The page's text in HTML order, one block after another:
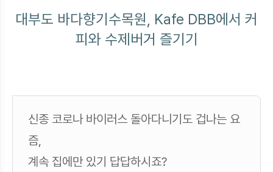
대부도 바다향기수목원, Kafe DBB에서 커
피와 수제버거 즐기기
신종 코로나 바이러스 돌아다니기도 겁나는 요
즘,
계속 집에만 있기 답답하시죠?